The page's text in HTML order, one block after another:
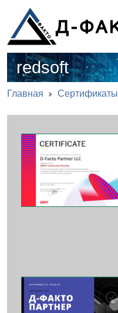
redsoft
Главная Сертификаты